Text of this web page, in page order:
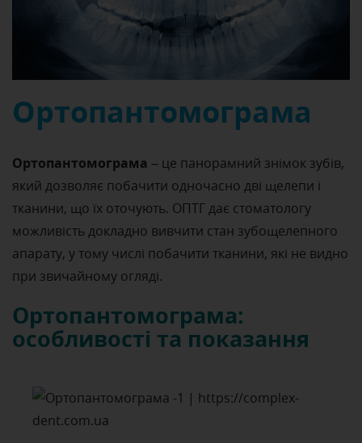
Ортопантомограма
Ортопантомограма – це панорамний знімок зубів,
який дозволяє побачити одночасно дві щелепи і
тканини, що їх оточують. ОПТГ дає стоматологу
можливість докладно вивчити стан зубощелепного
апарату, у тому числі побачити тканини, які не видно
при звичайному огляді.
Ортопантомограма:
особливості та показання